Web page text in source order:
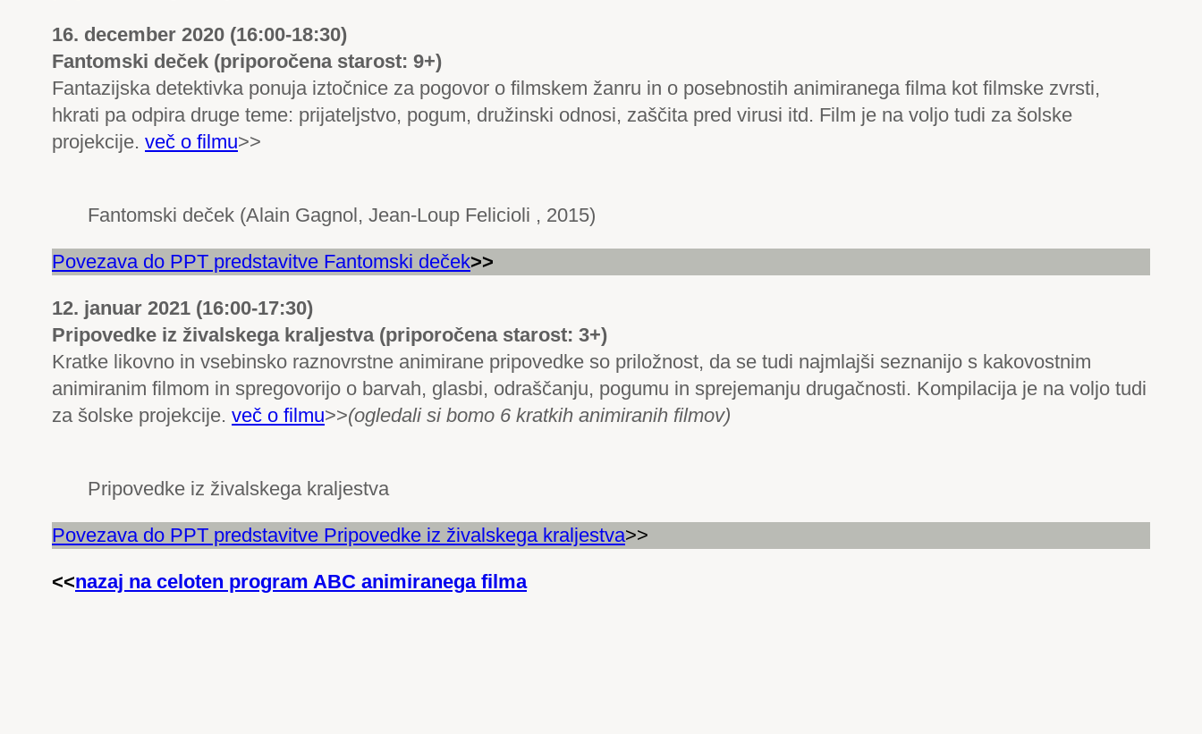
16. december 2020 (16:00-18:30)
Fantomski deček (priporočena starost: 9+)
Fantazijska detektivka ponuja iztočnice za pogovor o filmskem žanru in o posebnostih animiranega filma kot filmske zvrsti,
hkrati pa odpira druge teme: prijateljstvo, pogum, družinski odnosi, zaščita pred virusi itd. Film je na voljo tudi za šolske
projekcije. več o filmu>>
Fantomski deček (Alain Gagnol, Jean-Loup Felicioli , 2015)
Povezava do PPT predstavitve Fantomski deček>>
12. januar 2021 (16:00-17:30)
Pripovedke iz živalskega kraljestva (priporočena starost: 3+)
Kratke likovno in vsebinsko raznovrstne animirane pripovedke so priložnost, da se tudi najmlajši seznanijo s kakovostnim
animiranim filmom in spregovorijo o barvah, glasbi, odraščanju, pogumu in sprejemanju drugačnosti. Kompilacija je na voljo tudi
za šolske projekcije. več o filmu>>(ogledali si bomo 6 kratkih animiranih filmov)
Pripovedke iz živalskega kraljestva
Povezava do PPT predstavitve Pripovedke iz živalskega kraljestva>>
<<nazaj na celoten program ABC animiranega filma